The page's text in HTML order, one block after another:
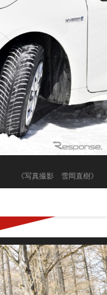
《写真撮影 雪岡直樹》